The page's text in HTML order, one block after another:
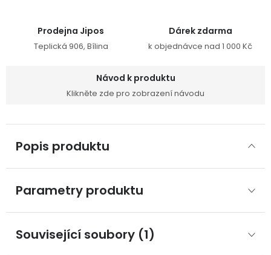
Prodejna Jipos
Teplická 906, Bílina
Dárek zdarma
k objednávce nad 1 000 Kč
Návod k produktu
Klikněte zde pro zobrazení návodu
Popis produktu
Parametry produktu
Související soubory (1)